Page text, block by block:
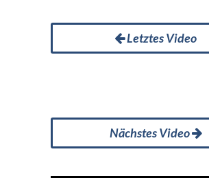
Letztes Video
Nächstes Video